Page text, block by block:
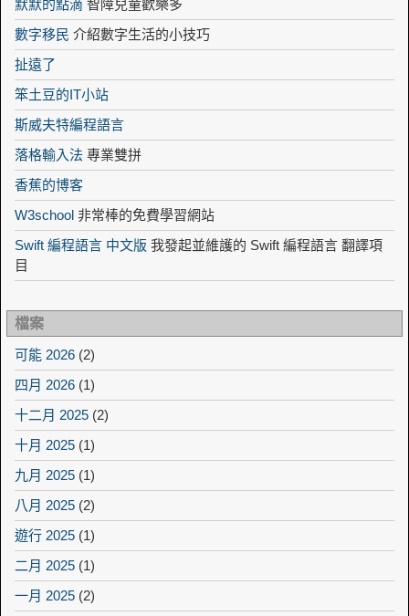
默默的點滴 智障兒童歡樂多
數字移民 介紹數字生活的小技巧
扯遠了
笨土豆的IT小站
斯威夫特編程語言
落格輸入法 專業雙拼
香蕉的博客
W3school 非常棒的免費學習網站
Swift 編程語言 中文版 我發起並維護的 Swift 編程語言 翻譯項
目
檔案
可能 2026 (2)
四月 2026 (1)
十二月 2025 (2)
十月 2025 (1)
九月 2025 (1)
八月 2025 (2)
遊行 2025 (1)
二月 2025 (1)
一月 2025 (2)